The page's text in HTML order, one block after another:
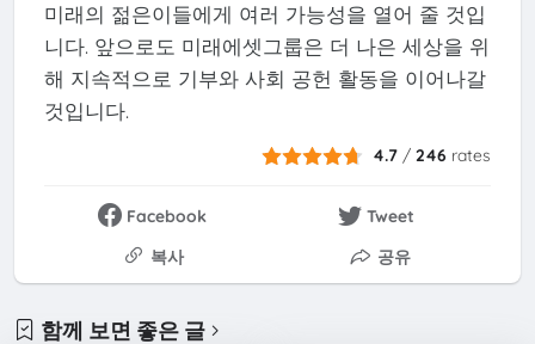
미래의 젊은이들에게 여러 가능성을 열어 줄 것입
니다. 앞으로도 미래에셋그룹은 더 나은 세상을 위
해 지속적으로 기부와 사회 공헌 활동을 이어나갈
것입니다.
4.7 /246 rates
Facebook
Tweet
복사
공유
함께 보면 좋은 글